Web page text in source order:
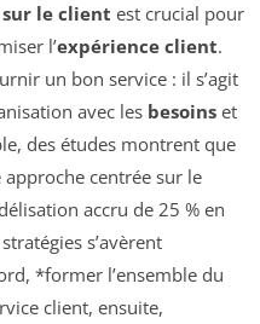
le client est crucial pour
l’expérience client.
un bon service : il s’agit
avec les besoins et
des études montrent que
centrée sur le
accru de 25 % en
s’avèrent
*former l’ensemble du
client, ensuite,